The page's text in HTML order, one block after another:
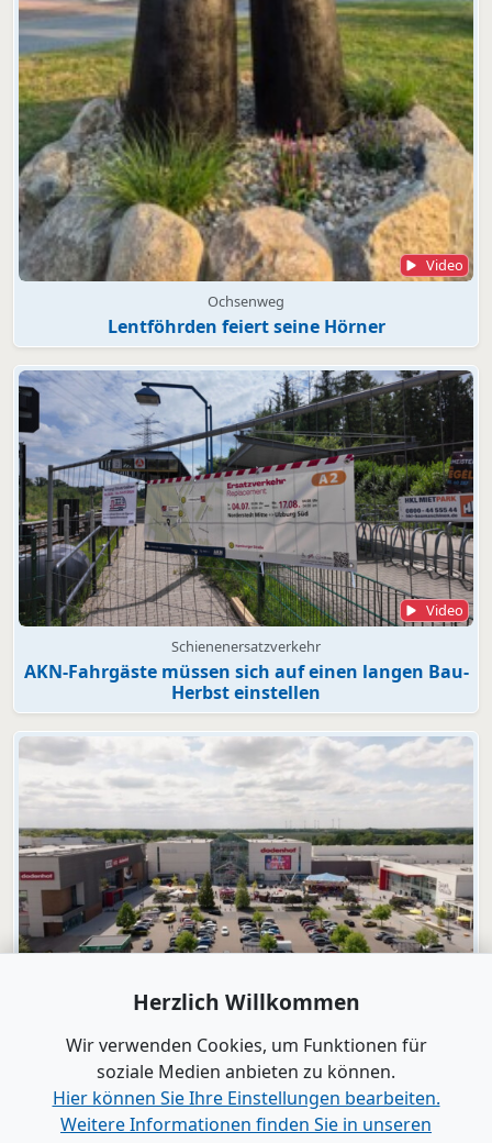
Video
Ochsenweg
Lentföhrden feiert seine Hörner
Video
Schienenersatzverkehr
AKN-Fahrgäste müssen sich auf einen langen Bau-
Herbst einstellen
dodenhof
dodenhof als Arbeitgeber in Kaltenkirchen
Alle Videos anzeigen
Herzlich Willkommen
Wir verwenden Cookies, um Funktionen für
soziale Medien anbieten zu können.
Hier können Sie Ihre Einstellungen bearbeiten.
Weitere Informationen finden Sie in unseren